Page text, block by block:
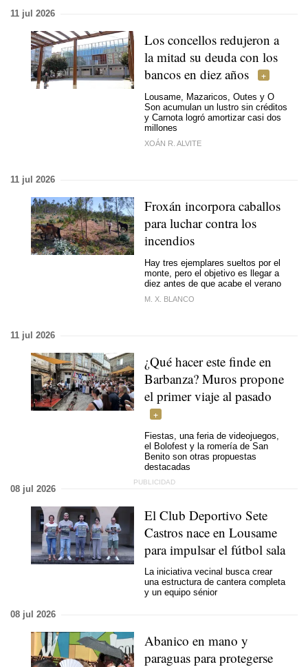
11 jul 2026
Los concellos redujeron a
la mitad su deuda con los
bancos en diez años
Lousame, Mazaricos, Outes y O
Son acumulan un lustro sin créditos
y Carnota logró amortizar casi dos
millones
XOÁN R. ALVITE
11 jul 2026
Froxán incorpora caballos
para luchar contra los
incendios
Hay tres ejemplares sueltos por el
monte, pero el objetivo es llegar a
diez antes de que acabe el verano
M. X. BLANCO
11 jul 2026
¿Qué hacer este finde en
Barbanza? Muros propone
el primer viaje al pasado
Fiestas, una feria de videojuegos,
el Bolofest y la romería de San
Benito son otras propuestas
destacadas
08 jul 2026
El Club Deportivo Sete
Castros nace en Lousame
para impulsar el fútbol sala
La iniciativa vecinal busca crear
una estructura de cantera completa
y un equipo sénior
08 jul 2026
Abanico en mano y
paraguas para protegerse